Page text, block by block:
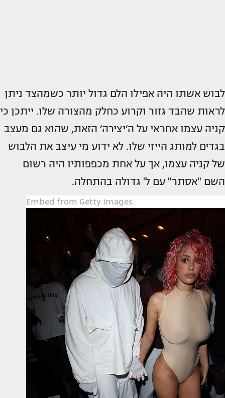
לבוש אשתו היה אפילו הלם גדול יותר כשמהצד ניתן
לראות שהבד גזור וקרוע כחלק מהצורה שלו. ייתכן כי
קניה עצמו אחראי על ה׳יצירה׳ הזאת, שהוא גם מעצב
בגדים למותג הייזי שלו. לא ידוע מי עיצב את הלבוש
של קניה עצמו, אך על אחת מכפפותיו היה רשום
השם "אסתר" עם ל' גדולה בהתחלה.
Embed from Getty Images